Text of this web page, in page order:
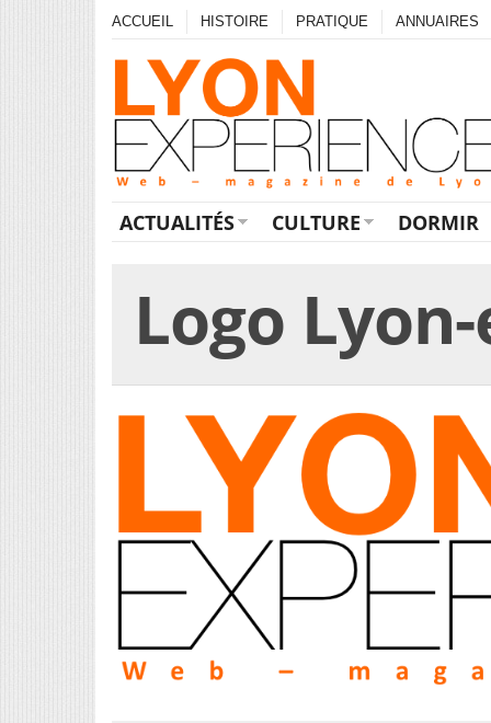
ACCUEIL HISTOIRE PRATIQUE ANNUAIRES
ACTUALITÉS CULTURE DORMIR
Logo